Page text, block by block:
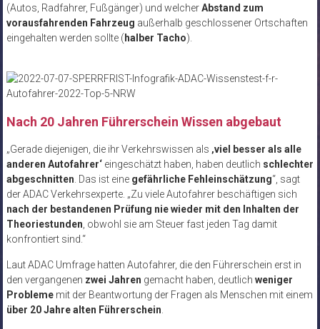
(Autos, Radfahrer, Fußgänger) und welcherAbstand zum
vorausfahrenden Fahrzeug außerhalb geschlossener Ortschaften
eingehalten werden sollte ( halber Tacho).
Nach 20 Jahren Führerschein Wissen abgebaut
„Gerade diejenigen, die ihr Verkehrswissen als ‚viel besser als alle
anderen Autofahrer‘eingeschätzt haben, haben deutlich schlechter
abgeschnitten . Das ist eine gefährliche Fehleinschätzung“, sagt
der ADAC Verkehrsexperte. „Zu viele Autofahrer beschäftigen sich
nach der bestandenen Prüfung nie wieder mit den Inhalten der
Theoriestunden , obwohl sie am Steuer fast jeden Tag damit
konfrontiert sind.“
Laut ADAC Umfrage hatten Autofahrer, die den Führerschein erst in
den vergangenen zwei Jahren gemacht haben, deutlich weniger
Problememit der Beantwortung der Fragen als Menschen mit einem
über 20 Jahre alten Führerschein